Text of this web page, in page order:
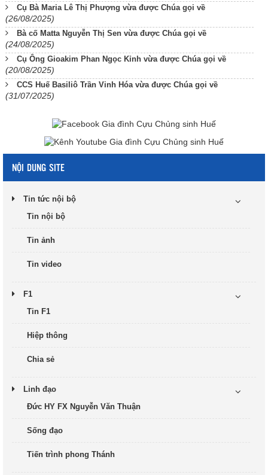
Cụ Bà Maria Lê Thị Phượng vừa được Chúa gọi về
(26/08/2025)
Bà cố Matta Nguyễn Thị Sen vừa được Chúa gọi về
(24/08/2025)
Cụ Ông Gioakim Phan Ngọc Kỉnh vừa được Chúa gọi về
(20/08/2025)
CCS Huế Basiliô Trần Vinh Hóa vừa được Chúa gọi về
(31/07/2025)
NỘI DUNG SITE
Tin tức nội bộ
Tin nội bộ
Tin ảnh
Tin video
F1
Tin F1
Hiệp thông
Chia sẻ
Linh đạo
Đức HY FX Nguyễn Văn Thuận
Sống đạo
Tiến trình phong Thánh